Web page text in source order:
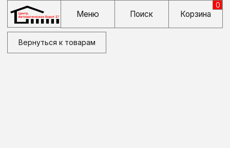
Корзина
Вернуться к товарам